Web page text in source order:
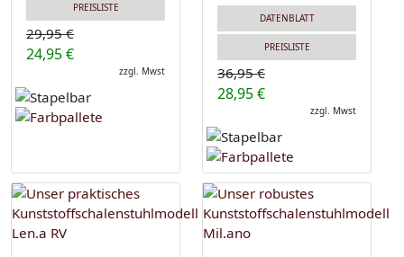
PREISLISTE
29,95 €
24,95 €
zzgl. Mwst
DATENBLATT
PREISLISTE
36,95 €
28,95 €
zzgl. Mwst